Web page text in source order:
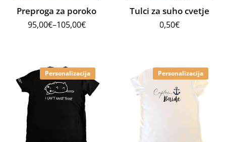
Preproga za poroko
95,00€–105,00€
Tulci za suho cvetje
0,50€
Personalizacija Personalizacija